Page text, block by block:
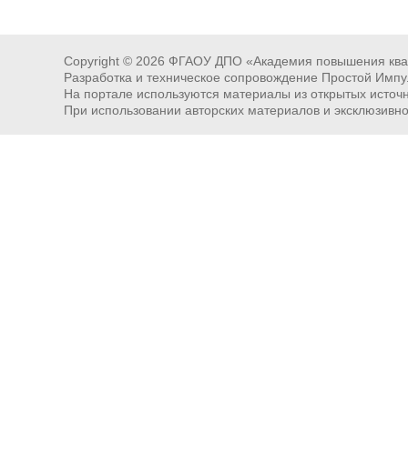
Copyright © 2026 ФГАОУ ДПО «Академия повышения
Разработка и техническое сопровождение Простой
На портале используются материалы из открытых
При использовании авторских материалов и